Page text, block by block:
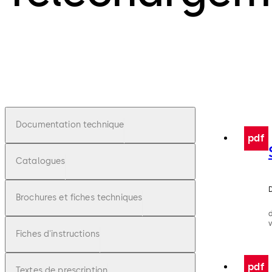
Documentation technique
Catalogues
Brochures et fiches techniques
Fiches d'instructions
pdf
pdf